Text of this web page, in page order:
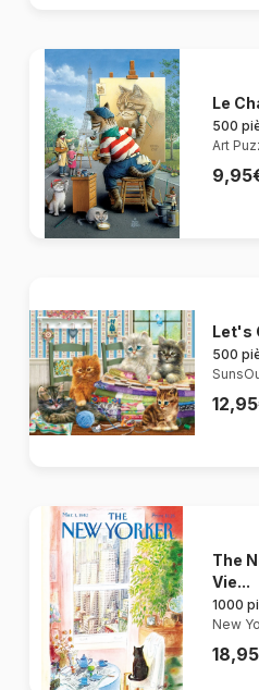
Le
500
Art
Let's
500
The
Vie...
1000
New